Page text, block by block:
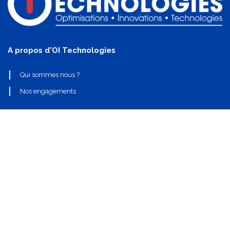
A propos d'OI Technologies
Qui sommes nous ?
Nos engagements